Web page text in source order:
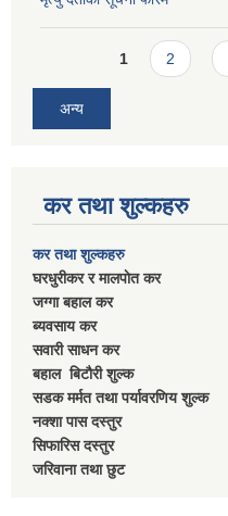
Pages1 2
अन्य
कर तथा शुल्कहरु
कर तथा शुल्कहरु
घरधुरीकर र मालपाेत कर
जग्गा बहाल कर
ब्यवसाय कर
सवारी साधन कर
बहाल बिटाैरी शुल्क
सडक मर्मत तथा पर्यावरणिय शुल्क
नक्शा पास दस्तुर
सिफारिस दस्तुर
जरिवाना तथा छुट